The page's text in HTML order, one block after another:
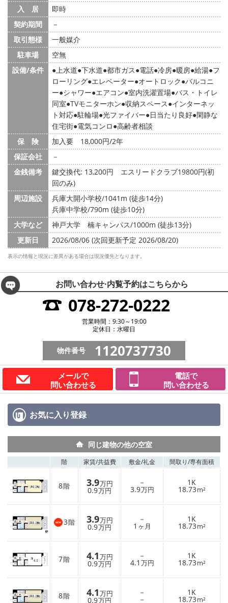
入 居
即時
契約期間
－
取引態様
一般媒介
駐車場
空無
設備/条件
上水道 下水道 都市ガス 電話 冷房 暖房 給湯 フ
ローリング エレベーター オートロック バルコニ
ー シャワー エアコン 室内洗濯置場 バス・トイレ
同室 TVモニターホン 収納スペース インターネッ
ト対応 駐輪場 光ファイバー 日当たり良好 閑静な
住宅街 電気コンロ 高齢者相談
保 険
加入要 18,000円/2年
保証会社
－
金銭備考
鍵交換代: 13,200円
エスリードクラブ19800円(初
回のみ)
周辺施設
兵庫大開小学校/1041m (徒歩14分)
兵庫中学校/790m (徒歩10分)
大学など
神戸大学 楠キャンパス/1000m (徒歩13分)
更新日
2026/08/06 (次回更新予定 2026/08/20)
表示の情報と現況に差異がある場合は現況優先となります。
お問い合わせ·内覧予約はこちらから
078-272-0222
営業時間：9:30～19:00
定休日：水曜日
物件番号 1120737730
メールで
問い合わせる
電話で
問い合わせる
お気に入り登録
同じ建物の他の空室
階 家賃/共益費 敷金/礼金 間取り/専有面積
8階 3.9万円
0.9万円
－
3.9万円
1K
18.73m²
3階 3.9万円
0.9万円
－
1 ヶ月
1K
18.73m²
7階 4.1万円
0.9万円
－
4.1 万円
1K
18.73m²
8階 4.1万円
0.9万円
－
－
1K
18.73m²